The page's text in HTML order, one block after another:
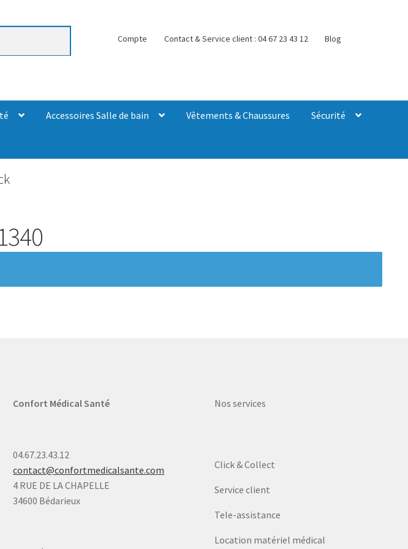
Compte Contact & Service client : 04 67 23 43 12 Blog
Accessoires Salle de bain Vêtements & Chaussures Sécurité
Confort Médical Santé
04.67.23.43.12
contact@confortmedicalsante.com
4 RUE DE LA CHAPELLE
34600 Bédarieux
Nos services
Click & Collect
Service client
Tele-assistance
Location matériel médical